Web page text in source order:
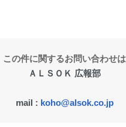
この件に関するお問い合わせは
ＡＬＳＯＫ 広報部
mail : koho@alsok.co.jp